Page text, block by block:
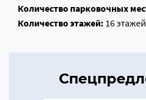
Количество парковочных
Количество этажей: 16 этажей